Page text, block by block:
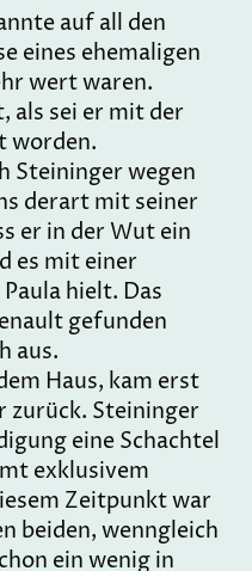
auf all den
eines ehemaligen
wert waren.
als sei er mit der
worden.
Steininger wegen
derart mit seiner
er in der Wut ein
es mit einer
hielt. Das
gefunden
aus.
Haus, kam erst
zurück. Steininger
eine Schachtel
exklusivem
Zeitpunkt war
beiden, wenngleich
ein wenig in